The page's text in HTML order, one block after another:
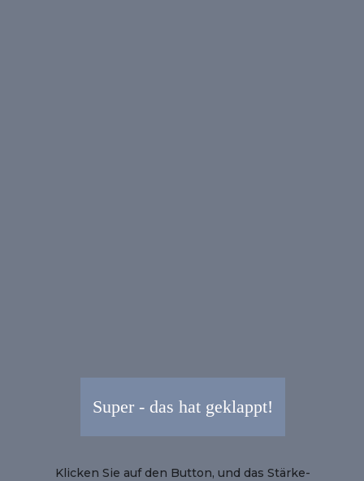
Super - das hat geklappt!
Klicken Sie auf den Button, und das Stärke-